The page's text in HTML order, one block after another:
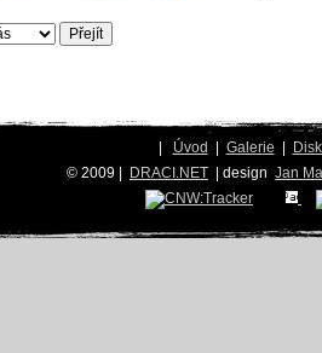
| Úvod | Galerie |
© 2009 | DRACI.NET | design Jan